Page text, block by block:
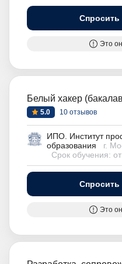
Спросить
Это
Белый хакер
5.0 10 отзывов
ИПО. Институт
образования
г.
Срок обучения:
Спросить
Это